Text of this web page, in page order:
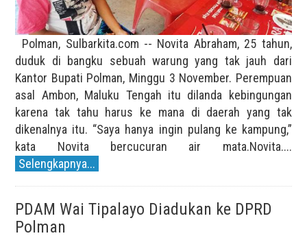
Polman, Sulbarkita.com -- Novita Abraham, 25 tahun,
duduk di bangku sebuah warung yang tak jauh dari
Kantor Bupati Polman, Minggu 3 November. Perempuan
asal Ambon, Maluku Tengah itu dilanda kebingungan
karena tak tahu harus ke mana di daerah yang tak
dikenalnya itu. “Saya hanya ingin pulang ke kampung,”
kata Novita bercucuran air mata.Novita....
Selengkapnya...
PDAM Wai Tipalayo Diadukan ke DPRD
Polman